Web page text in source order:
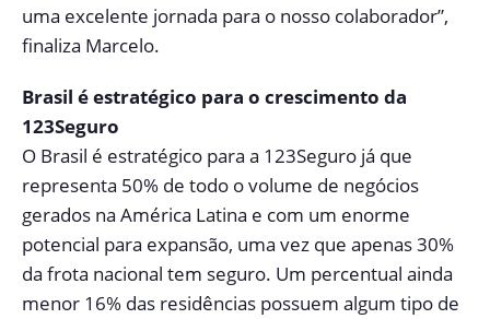
uma excelente jornada para o nosso colaborador”,
finaliza Marcelo.
Brasil é estratégico para o crescimento da
123Seguro
O Brasil é estratégico para a 123Seguro já que
representa 50% de todo o volume de negócios
gerados na América Latina e com um enorme
potencial para expansão, uma vez que apenas 30%
da frota nacional tem seguro. Um percentual ainda
menor 16% das residências possuem algum tipo de